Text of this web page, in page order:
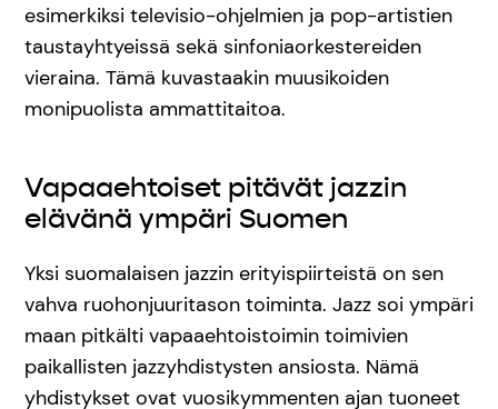
esimerkiksi televisio-ohjelmien ja pop-artistien
taustayhtyeissä sekä sinfoniaorkestereiden
vieraina. Tämä kuvastaakin muusikoiden
monipuolista ammattitaitoa.
Vapaaehtoiset pitävät jazzin
elävänä ympäri Suomen
Yksi suomalaisen jazzin erityispiirteistä on sen
vahva ruohonjuuritason toiminta. Jazz soi ympäri
maan pitkälti vapaaehtoistoimin toimivien
paikallisten jazzyhdistysten ansiosta. Nämä
yhdistykset ovat vuosikymmenten ajan tuoneet